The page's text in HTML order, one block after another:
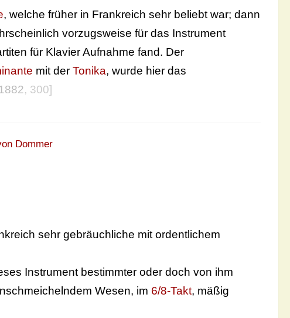
, welche früher in Frankreich sehr beliebt war; dann
vorzugsweise für das Instrument
für Klavier Aufnahme fand. Der
mit der Tonika, wurde hier das
, 300]
Dommer
sehr gebräuchliche mit ordentlichem
Instrument bestimmter oder doch von ihm
Wesen, im 6/8-Takt, mäßig